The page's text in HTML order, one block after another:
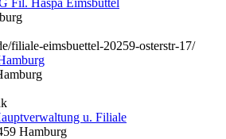
Fil. Haspa Eimsbüttel
filiale-eimsbuettel-20259-osterstr-17/
u. Filiale
Hamburg